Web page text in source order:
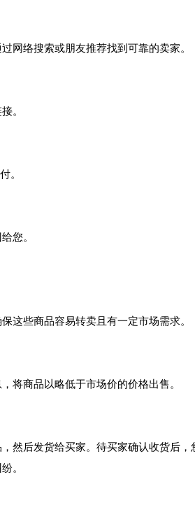
网络搜索或朋友推荐找到可靠的卖家。
。
。
您。
这些商品容易转卖且有一定市场需求。
将商品以略低于市场价的价格出售。
然后发货给买家。待买家确认收货后，
。